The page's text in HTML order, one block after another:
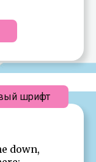
down,
шрифт